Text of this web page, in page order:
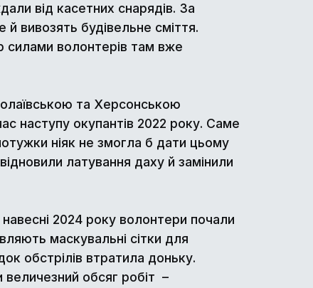
від касетних снарядів. За
вивозять будівельне сміття.
силами волонтерів там вже
та Херсонською
наступу окупантів 2022 року. Саме
ніяк не змогла б дати цьому
латування даху й замінили
2024 року волонтери почали
маскувальні сітки для
обстрілів втратила доньку.
обсяг робіт –